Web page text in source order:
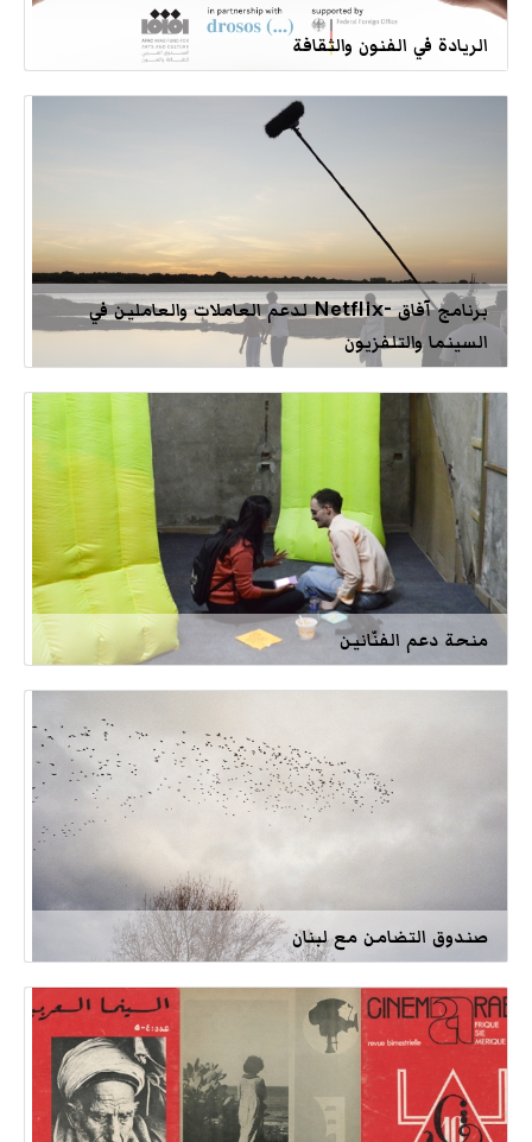
الريادة في الفنون والثقافة
برنامج آفاق -Netflix لدعم العاملات والعاملين في
السينما والتلفزيون
منحة دعم الفنّانين
صندوق التضامن مع لبنان